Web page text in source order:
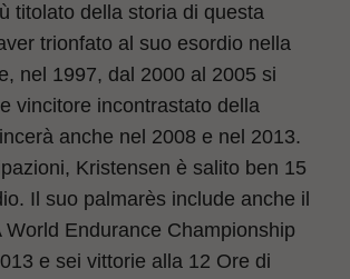
titolato della storia di questa
trionfato al suo esordio nella
nel 1997, dal 2000 al 2005 si
vincitore incontrastato della
anche nel 2008 e nel 2013.
Kristensen è salito ben 15
Il suo palmarès include anche il
World Endurance Championship
e sei vittorie alla 12 Ore di